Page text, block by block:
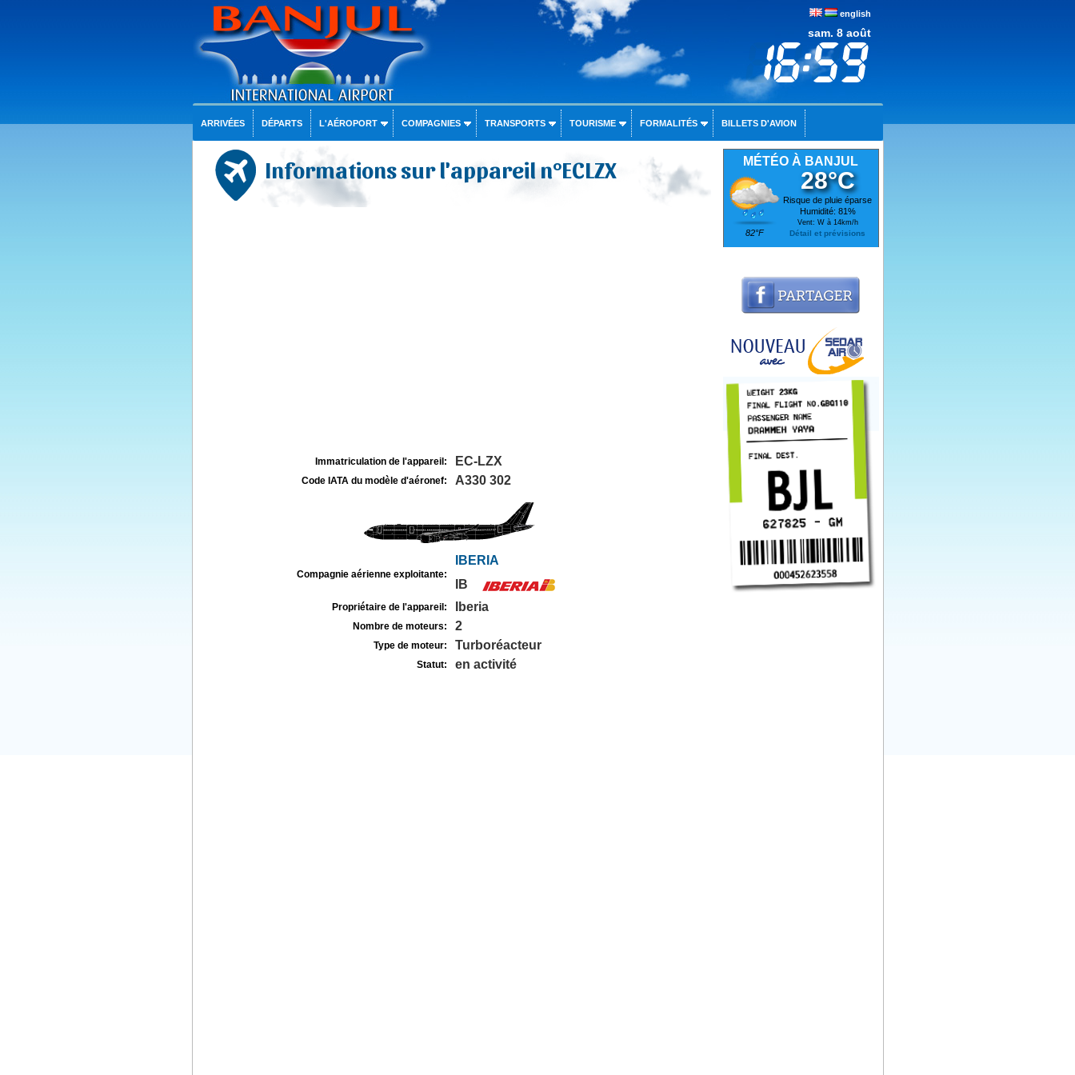
english
sam. 8 août
ARRIVÉES DÉPARTS L'AÉROPORT COMPAGNIES TRANSPORTS TOURISME FORMALITÉS BILLETS D'AVION
Informations sur l'appareil n°ECLZX
Immatriculation de l'appareil: EC-LZX
Code IATA du modèle d'aéronef: A330 302
Compagnie aérienne exploitante:
IBERIA
IB
Propriétaire de l'appareil: Iberia
Nombre de moteurs: 2
Type de moteur: Turboréacteur
Statut: en activité
MÉTÉO À BANJUL
82°F
28°C
Risque de pluie éparse
Humidité: 81%
Vent: W à 14km/h
Détail et prévisions